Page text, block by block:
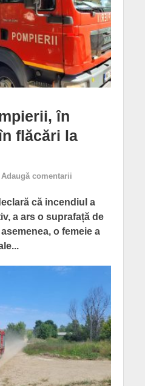
în
flăcări la
Adaugă comentarii
că incendiul a
a ars o suprafață de
o femeie a